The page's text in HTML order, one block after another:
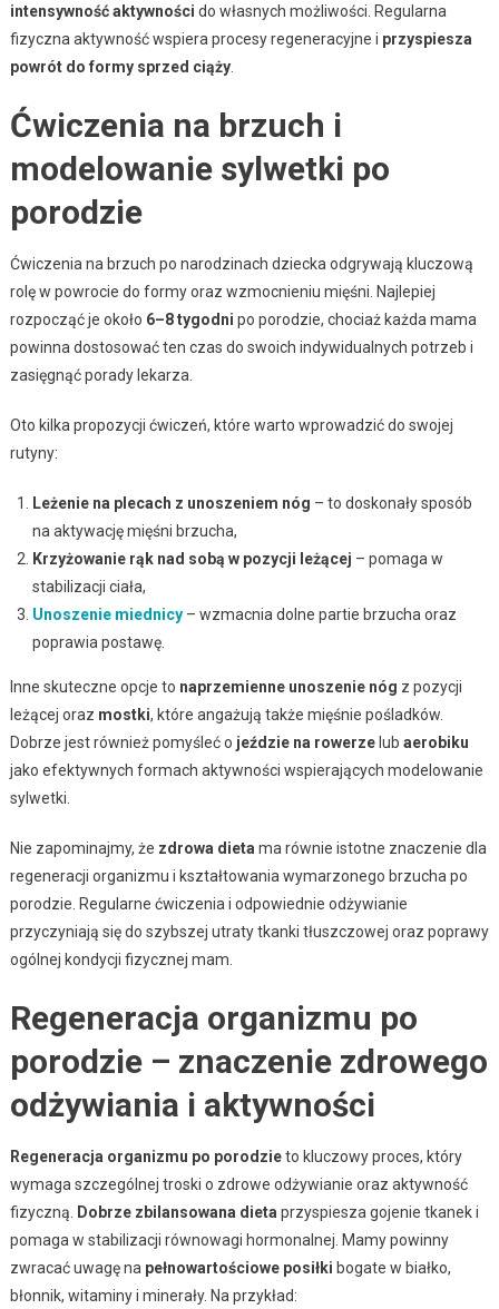
intensywność aktywności do własnych możliwości. Regularna
fizyczna aktywność wspiera procesy regeneracyjne i przyspiesza
powrót do formy sprzed ciąży.
Ćwiczenia na brzuch i
modelowanie sylwetki po
porodzie
Ćwiczenia na brzuch po narodzinach dziecka odgrywają kluczową
rolę w powrocie do formy oraz wzmocnieniu mięśni. Najlepiej
rozpocząć je około 6–8 tygodni po porodzie, chociaż każda mama
powinna dostosować ten czas do swoich indywidualnych potrzeb i
zasięgnąć porady lekarza.
Oto kilka propozycji ćwiczeń, które warto wprowadzić do swojej
rutyny:
Leżenie na plecach z unoszeniem nóg – to doskonały sposób
na aktywację mięśni brzucha,
Krzyżowanie rąk nad sobą w pozycji leżącej – pomaga w
stabilizacji ciała,
Unoszenie miednicy– wzmacnia dolne partie brzucha oraz
poprawia postawę.
Inne skuteczne opcje to naprzemienne unoszenie nóg z pozycji
leżącej oraz mostki, które angażują także mięśnie pośladków.
Dobrze jest również pomyśleć o jeździe na rowerzelub aerobiku
jako efektywnych formach aktywności wspierających modelowanie
sylwetki.
Nie zapominajmy, że zdrowa dieta ma równie istotne znaczenie dla
regeneracji organizmu i kształtowania wymarzonego brzucha po
porodzie. Regularne ćwiczenia i odpowiednie odżywianie
przyczyniają się do szybszej utraty tkanki tłuszczowej oraz poprawy
ogólnej kondycji fizycznej mam.
Regeneracja organizmu po
porodzie – znaczenie zdrowego
odżywiania i aktywności
Regeneracja organizmu po porodzieto kluczowy proces, który
wymaga szczególnej troski o zdrowe odżywianie oraz aktywność
fizyczną.
Dobrze zbilansowana dieta przyspiesza gojenie tkanek i
pomaga w stabilizacji równowagi hormonalnej. Mamy powinny
zwracać uwagę na pełnowartościowe posiłki bogate w białko,
błonnik, witaminy i minerały. Na przykład: